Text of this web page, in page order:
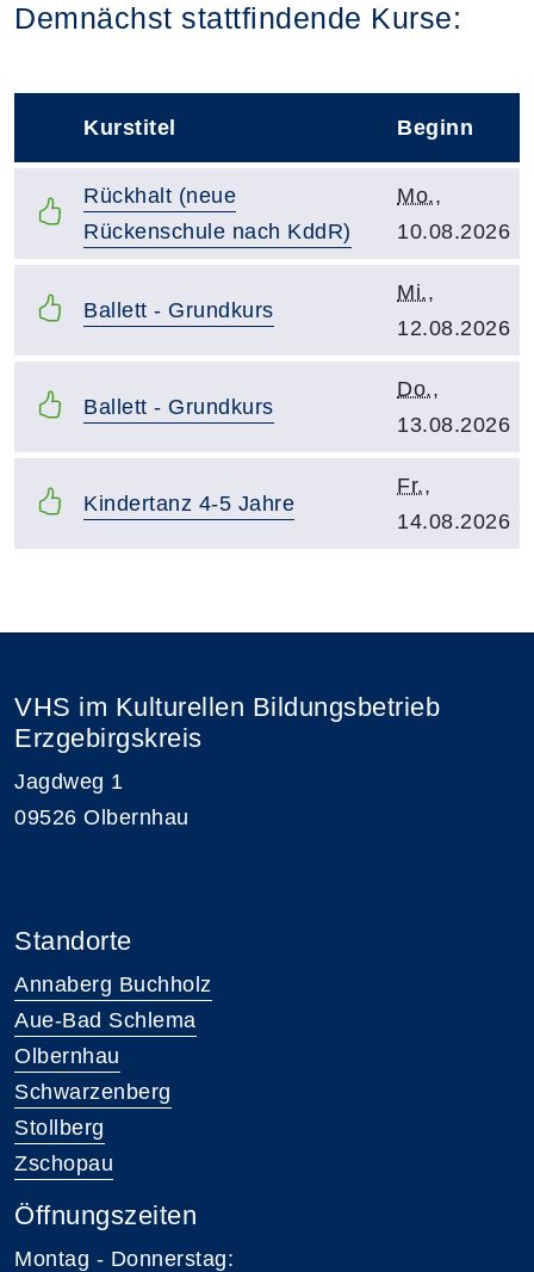
Demnächst stattfindende Kurse:
Kurstitel Beginn
Kurstitel:
Rückhalt (neue
Rückenschule nach KddR)
Kursbeginn:
Mo.,
10.08.2026
Kurstitel:
Ballett - Grundkurs
Kursbeginn:
Mi.,
12.08.2026
Kurstitel:
Ballett - Grundkurs
Kursbeginn:
Do.,
13.08.2026
Kurstitel:
Kindertanz 4-5 Jahre
Kursbeginn:
Fr.,
14.08.2026
VHS im Kulturellen Bildungsbetrieb
Erzgebirgskreis
Jagdweg 1
09526 Olbernhau
Standorte
Annaberg Buchholz
Aue-Bad Schlema
Olbernhau
Schwarzenberg
Stollberg
Zschopau
Öffnungszeiten
Montag - Donnerstag: